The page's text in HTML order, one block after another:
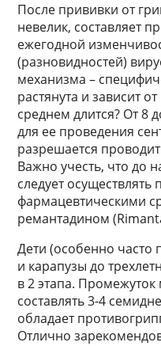
После прививки от
невелик, составляет
ежегодной
(разновидностей)
механизма –
растянута и зависит
среднем длится? От 8
для ее проведения
разрешается
Важно учесть, что до
следует
фармацевтическими
ремантадином
Дети (особенно
и карапузы до
в 2 этапа.
составлять 3-4
обладает
Отлично